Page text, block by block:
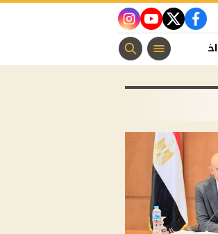
facebook
twitter
youtube
instagram
اخبار الفن منوعات مسيحية